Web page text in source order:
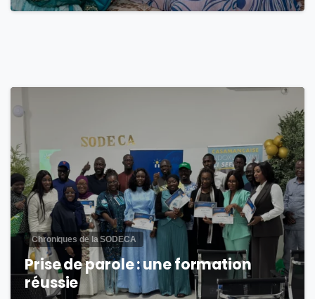
1
Chroniques de la SODECA
Prise de parole : une formation
réussie